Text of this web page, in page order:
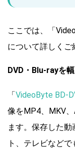
ここでは、「
について詳しくご
DVD・Blu-rayを
「VideoByte BD-
像をMP4、MKV
ます。保存した
ト、テレビなど